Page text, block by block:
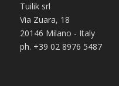
Tuilik srl
Via Zuara, 18
20146 Milano - Italy
ph. +39 02 8976 5487